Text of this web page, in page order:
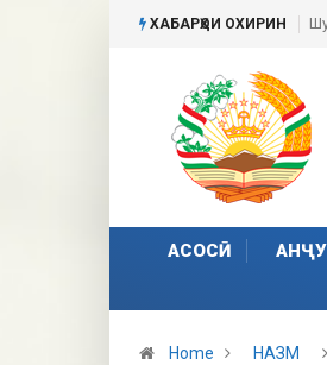
ХАБАРҲОИ ОХИРИН
АСОСӢ
Home НАЗМ